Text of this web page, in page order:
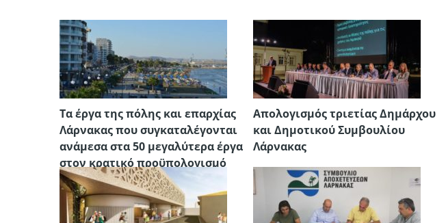
Τα έργα της πόλης και επαρχίας
Λάρνακας που συγκαταλέγονται
ανάμεσα στα 50 μεγαλύτερα έργα
στον κρατικό προϋπολογισμό
Απολογισμός τριετίας Δημάρχου
και Δημοτικού Συμβουλίου
Λάρνακας